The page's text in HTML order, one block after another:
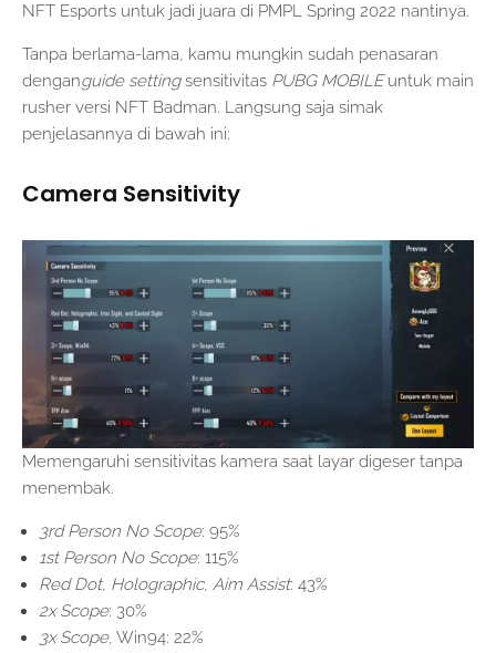
NFT Esports untuk jadi juara di PMPL Spring 2022 nantinya.
Tanpa berlama-lama, kamu mungkin sudah penasaran
denganguide settingsensitivitas PUBG MOBILEuntuk main
rusher versi NFT Badman. Langsung saja simak
penjelasannya di bawah ini:
Camera Sensitivity
Memengaruhi sensitivitas kamera saat layar digeser tanpa
menembak.
3rd Person No Scope: 95%
1st Person No Scope: 115%
Red Dot, Holographic, Aim Assist: 43%
2x Scope: 30%
3x Scope, Win94: 22%